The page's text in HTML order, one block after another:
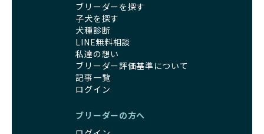
ブリーダーを探す
子犬を探す
犬種診断
LINE無料相談
私達の想い
ブリーダー評価基準について
記事一覧
ログイン
ブリーダーの方へ